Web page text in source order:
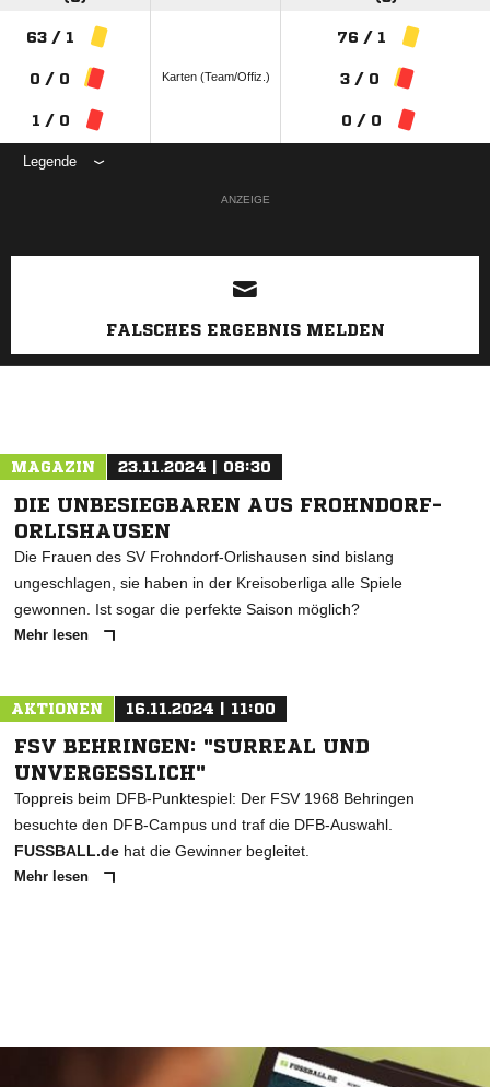
63 / 1
0 / 0
1 / 0
Karten (Team/Offiz.)
76 / 1
3 / 0
0 / 0
Legende
ANZEIGE
FALSCHES ERGEBNIS MELDEN
MAGAZIN 23.11.2024 | 08:30
DIE UNBESIEGBAREN AUS FROHNDORF-
ORLISHAUSEN
Die Frauen des SV Frohndorf-Orlishausen sind bislang
ungeschlagen, sie haben in der Kreisoberliga alle Spiele
gewonnen. Ist sogar die perfekte Saison möglich?
Mehr lesen
AKTIONEN 16.11.2024 | 11:00
FSV BEHRINGEN: "SURREAL UND
UNVERGESSLICH"
Toppreis beim DFB-Punktespiel: Der FSV 1968 Behringen
besuchte den DFB-Campus und traf die DFB-Auswahl.
FUSSBALL.de hat die Gewinner begleitet.
Mehr lesen